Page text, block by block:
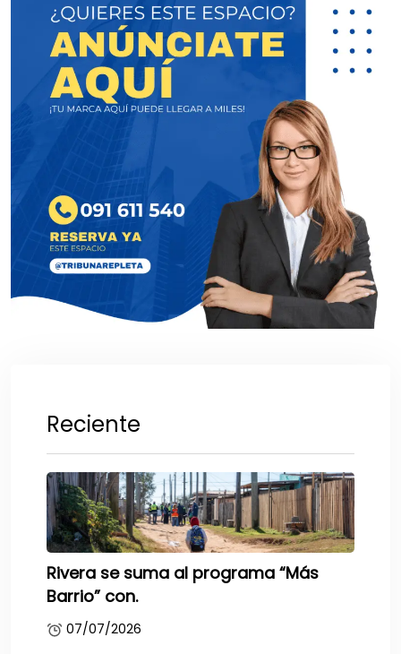
Reciente
Rivera se suma al programa “Más
Barrio” con.
07/07/2026